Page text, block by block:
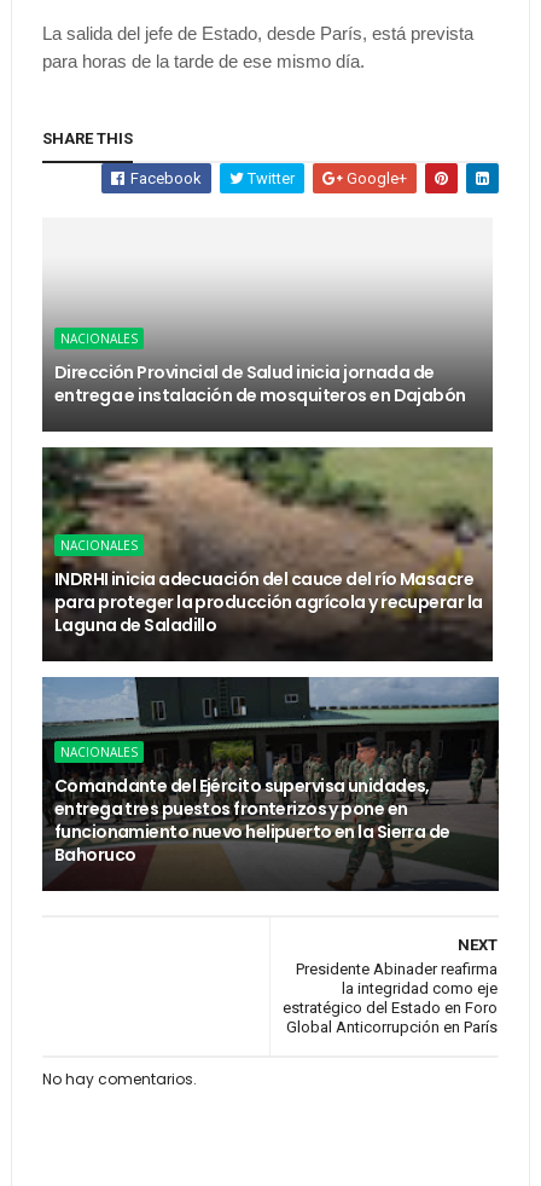
La salida del jefe de Estado, desde París, está prevista
para horas de la tarde de ese mismo día.
SHARE THIS
Facebook Twitter Google+
NACIONALES
Dirección Provincial de Salud inicia jornada de
entrega e instalación de mosquiteros en Dajabón
NACIONALES
INDRHI inicia adecuación del cauce del río Masacre
para proteger la producción agrícola y recuperar la
Laguna de Saladillo
NACIONALES
Comandante del Ejército supervisa unidades,
entrega tres puestos fronterizos y pone en
funcionamiento nuevo helipuerto en la Sierra de
Bahoruco
NEXT
Presidente Abinader reafirma
la integridad como eje
estratégico del Estado en Foro
Global Anticorrupción en París
No hay comentarios.